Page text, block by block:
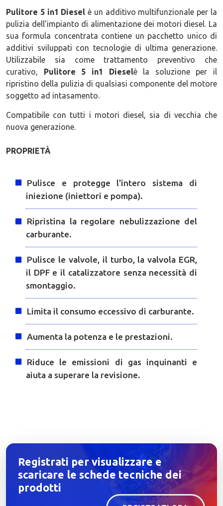
Pulitore 5 in1 Diesel è un additivo multifunzionale per la
pulizia dell’impianto di alimentazione dei motori diesel. La
sua formula concentrata contiene un pacchetto unico di
additivi sviluppati con tecnologie di ultima generazione.
Utilizzabile sia come trattamento preventivo che
curativo, Pulitore 5 in1 Dieselè la soluzione per il
ripristino della pulizia di qualsiasi componente del motore
soggetto ad intasamento.
Compatibile con tutti i motori diesel, sia di vecchia che
nuova generazione.
PROPRIETÀ
Pulisce e protegge l'intero sistema di
iniezione (iniettori e pompa).
Ripristina la regolare nebulizzazione del
carburante.
Pulisce le valvole, il turbo, la valvola EGR,
il DPF e il catalizzatore senza necessità di
smontaggio.
Limita il consumo eccessivo di carburante.
Aumenta la potenza e le prestazioni.
Riduce le emissioni di gas inquinanti e
aiuta a superare la revisione.
Registrati per visualizzare e
scaricare le schede tecniche dei
prodotti